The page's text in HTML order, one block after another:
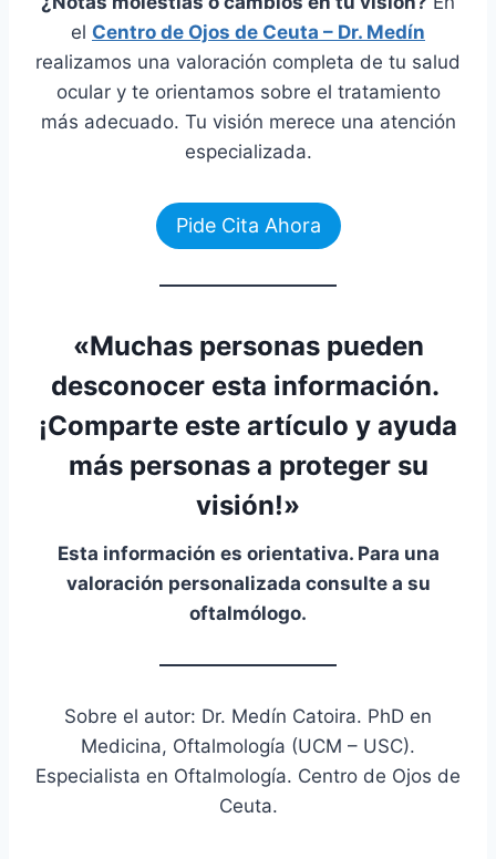
el Centro de Ojos de Ceuta – Dr. Medín
realizamos una valoración completa de tu salud
ocular y te orientamos sobre el tratamiento
más adecuado. Tu visión merece una atención
especializada.
Pide Cita Ahora
«Muchas personas pueden
desconocer esta información.
¡Comparte este artículo y ayuda
más personas a proteger su
visión!»
Esta información es orientativa. Para una
valoración personalizada consulte a su
oftalmólogo.
Sobre el autor: Dr. Medín Catoira. PhD en
Medicina, Oftalmología (UCM – USC).
Especialista en Oftalmología. Centro de Ojos de
Ceuta.